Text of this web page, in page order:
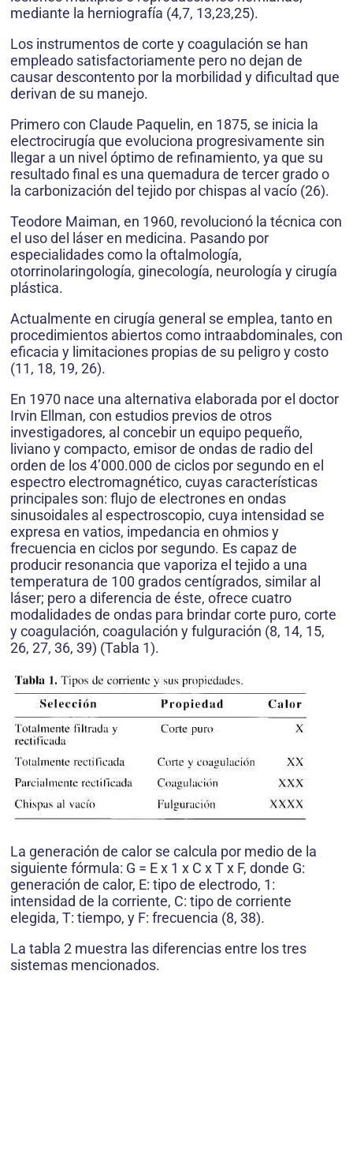
mediante la herniografía (4,7, 13,23,25).
Los instrumentos de corte y coagulación se han
empleado satisfactoriamente pero no dejan de
causar descontento por la morbilidad y dificultad que
derivan de su manejo.
Primero con Claude Paquelin, en 1875, se inicia la
electrocirugía que evoluciona progresivamente sin
llegar a un nivel óptimo de refinamiento, ya que su
resultado final es una quemadura de tercer grado o
la carbonización del tejido por chispas al vacío (26).
Teodore Maiman, en 1960, revolucionó la técnica con
el uso del láser en medicina. Pasando por
especialidades como la oftalmología,
otorrinolaringología, ginecología, neurología y cirugía
plástica.
Actualmente en cirugía general se emplea, tanto en
procedimientos abiertos como intraabdominales, con
eficacia y limitaciones propias de su peligro y costo
(11, 18, 19, 26).
En 1970 nace una alternativa elaborada por el doctor
Irvin Ellman, con estudios previos de otros
investigadores, al concebir un equipo pequeño,
liviano y compacto, emisor de ondas de radio del
orden de los 4’000.000 de ciclos por segundo en el
espectro electromagnético, cuyas características
principales son: flujo de electrones en ondas
sinusoidales al espectroscopio, cuya intensidad se
expresa en vatios, impedancia en ohmios y
frecuencia en ciclos por segundo. Es capaz de
producir resonancia que vaporiza el tejido a una
temperatura de 100 grados centígrados, similar al
láser; pero a diferencia de éste, ofrece cuatro
modalidades de ondas para brindar corte puro, corte
y coagulación, coagulación y fulguración (8, 14, 15,
26, 27, 36, 39) (Tabla 1).
La generación de calor se calcula por medio de la
siguiente fórmula: G = E x 1 x C x T x F, donde G:
generación de calor, E: tipo de electrodo, 1:
intensidad de la corriente, C: tipo de corriente
elegida, T: tiempo, y F: frecuencia (8, 38).
La tabla 2 muestra las diferencias entre los tres
sistemas mencionados.